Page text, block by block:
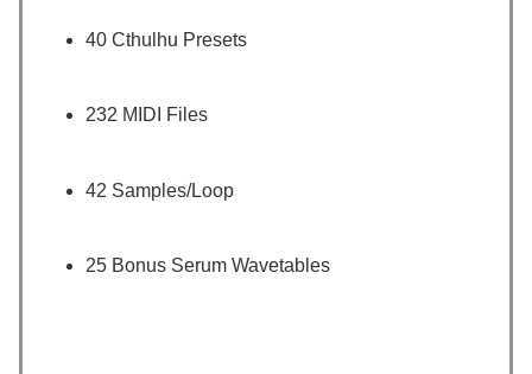
40 Cthulhu Presets
232 MIDI Files
42 Samples/Loop
25 Bonus Serum Wavetables